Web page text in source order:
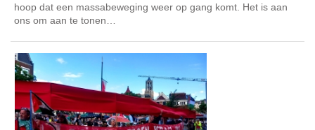
hoop dat een massabeweging weer op gang komt. Het is aan
ons om aan te tonen…